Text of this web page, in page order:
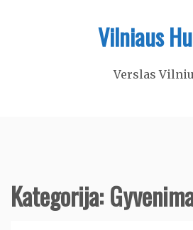
Vilniaus
Verslas
Kategorija: